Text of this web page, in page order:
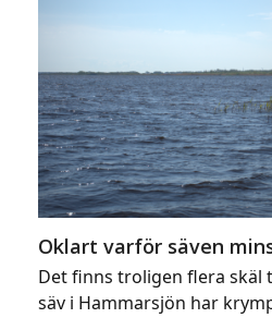
Oklart varför säven
Det finns troligen flera skäl
säv i Hammarsjön har